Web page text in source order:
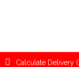
Calculate Delivery